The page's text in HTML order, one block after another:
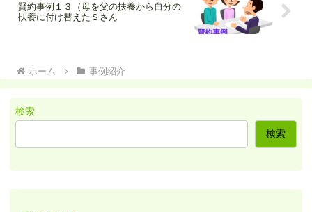
賢約事例１３（母を父の扶養から自分の
扶養に付け替えたＳさん
ホーム 事例紹介
検索
検索